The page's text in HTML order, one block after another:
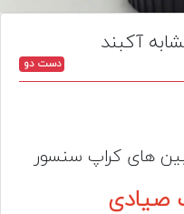
دست دو
های کراپ سنسور
صیادی